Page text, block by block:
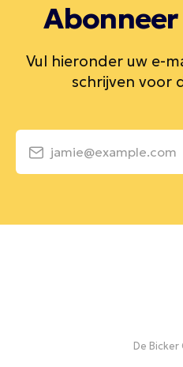
Abonneer
Vul hieronder uw e-
schrijven voor
jamie@example.com
De